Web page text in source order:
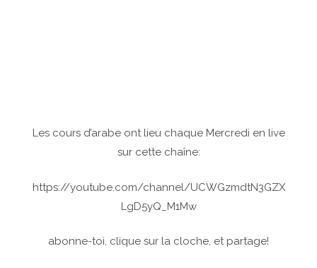
Les cours d’arabe ont lieu chaque Mercredi en live
sur cette chaîne:
https://youtube.com/channel/UCWGzmdtN3GZX
LgD5yQ_M1Mw
abonne-toi, clique sur la cloche, et partage!